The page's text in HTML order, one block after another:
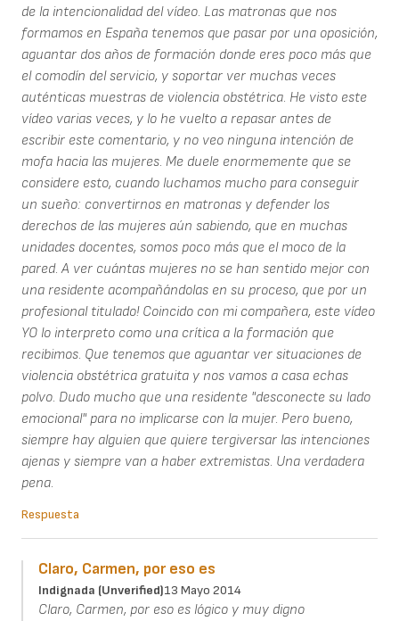
de la intencionalidad del vídeo. Las matronas que nos
formamos en España tenemos que pasar por una oposición,
aguantar dos años de formación donde eres poco más que
el comodín del servicio, y soportar ver muchas veces
auténticas muestras de violencia obstétrica. He visto este
vídeo varias veces, y lo he vuelto a repasar antes de
escribir este comentario, y no veo ninguna intención de
mofa hacia las mujeres. Me duele enormemente que se
considere esto, cuando luchamos mucho para conseguir
un sueño: convertirnos en matronas y defender los
derechos de las mujeres aún sabiendo, que en muchas
unidades docentes, somos poco más que el moco de la
pared. A ver cuántas mujeres no se han sentido mejor con
una residente acompañándolas en su proceso, que por un
profesional titulado! Coincido con mi compañera, este vídeo
YO lo interpreto como una crítica a la formación que
recibimos. Que tenemos que aguantar ver situaciones de
violencia obstétrica gratuita y nos vamos a casa echas
polvo. Dudo mucho que una residente "desconecte su lado
emocional" para no implicarse con la mujer. Pero bueno,
siempre hay alguien que quiere tergiversar las intenciones
ajenas y siempre van a haber extremistas. Una verdadera
pena.
Respuesta
Claro, Carmen, por eso es
Indignada (unverified)13 Mayo 2014
Claro, Carmen, por eso es lógico y muy digno